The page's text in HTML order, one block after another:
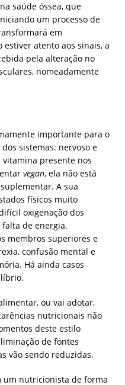
saúde óssea, que
um processo de
em
estiver atento aos sinais, a
pela alteração no
nomeadamente
importante para o
sistemas: nervoso e
presente nos
vegan, ela não está
A sua
físicos muito
oxigenação dos
falta de energia,
membros superiores e
confusão mental e
Há ainda casos
ou vai adotar,
nutricionais não
deste estilo
de fontes
vão sendo reduzidas.
um nutricionista de forma